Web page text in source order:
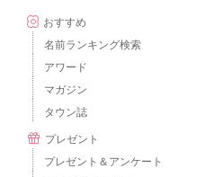
おすすめ
名前ランキング検索
アワード
マガジン
タウン誌
プレゼント
プレゼント＆アンケート